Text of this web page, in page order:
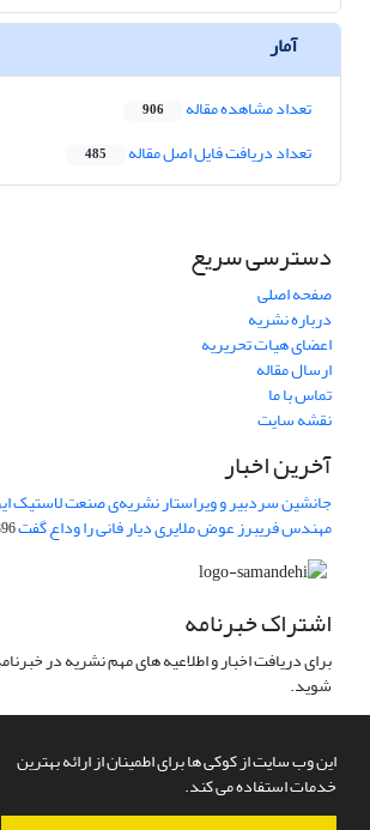
این وب سایت از کوکی ها برای اطمینان از ارائه بهترین
خدمات استفاده می کند.
آمار
تعداد مشاهده مقاله 906
تعداد دریافت فایل اصل مقاله 485
دسترسی سریع
صفحه اصلی
درباره نشریه
اعضای هیات تحریریه
ارسال مقاله
تماس با ما
نقشه سایت
آخرین اخبار
جانشین سردبیر و ویراستار نشریه‌ی صنعت لاستیک
مهندس فریبرز عوض ملایری دیار فانی را وداع گفت27
اشتراک خبرنامه
برای دریافت اخبار و اطلاعیه های مهم نشریه در
شوید.